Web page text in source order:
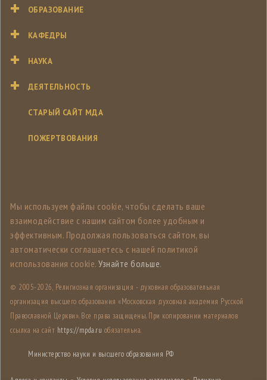
ОБРАЗОВАНИЕ
КАФЕДРЫ
НАУКА
ДЕЯТЕЛЬНОСТЬ
СТАРЫЙ САЙТ МДА
ПОЖЕРТВОВАНИЯ
Мы используем файлы cookie, чтобы сделать ваше
взаимодействие с нашим сайтом более удобным и
эффективным. Продолжая пользоваться сайтом, вы
автоматически соглашаетесь с нашей политикой
использования cookie. Узнайте больше.
© 2005-2026, Религиозная организация - духовная образовательная
организация высшего образования «Московская духовная академия Русской
Православной Церкви». Все права защищены. При копировании материалов
ссылка на сайт https://mpda.ru обязательна.
Министерство науки и высшего образования РФ